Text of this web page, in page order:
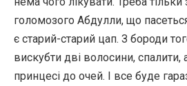
голомозого Абдулли, що
є старий-старий цап. З бороди
вискубти дві волосини, спалити,
принцесі до очей. І все буде